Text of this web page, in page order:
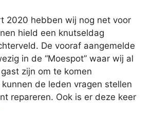
2020 hebben wij nog net voor
hield een knutseldag
De vooraf aangemelde
in de “Moespot” waar wij al
zijn om te komen
de leden vragen stellen
repareren. Ook is er deze keer